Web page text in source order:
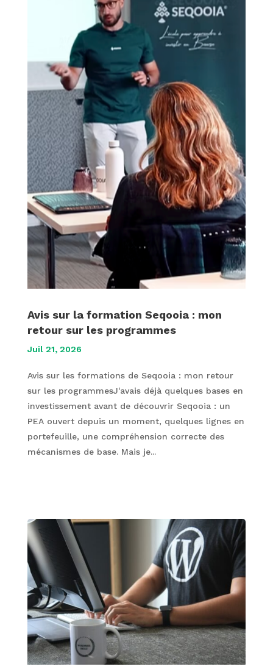
Avis sur la formation Seqooia : mon
retour sur les programmes
Juil 21, 2026
Avis sur les formations de Seqooia : mon retour
sur les programmesJ'avais déjà quelques bases en
investissement avant de découvrir Seqooia : un
PEA ouvert depuis un moment, quelques lignes en
portefeuille, une compréhension correcte des
mécanismes de base. Mais je...